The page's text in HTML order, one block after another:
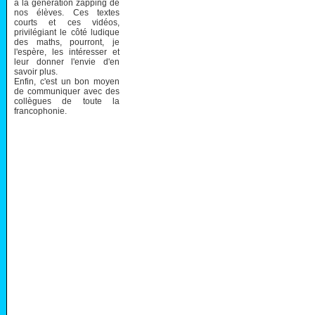
à la génération zapping de
nos élèves. Ces textes
courts et ces vidéos,
privilégiant le côté ludique
des maths, pourront, je
l'espère, les intéresser et
leur donner l'envie d'en
savoir plus.
Enfin, c'est un bon moyen
de communiquer avec des
collègues de toute la
francophonie.